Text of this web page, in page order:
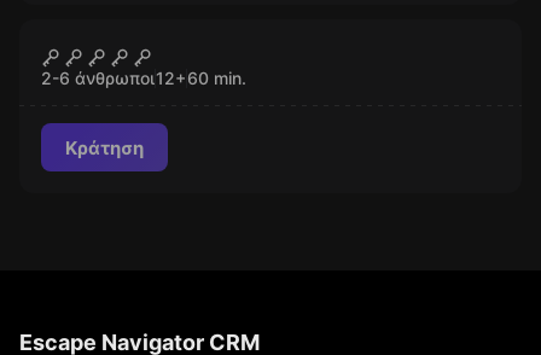
House of Mysterious Fate
2-6 άνθρωποι12+60 min.
Κράτηση
Escape Navigator CRM